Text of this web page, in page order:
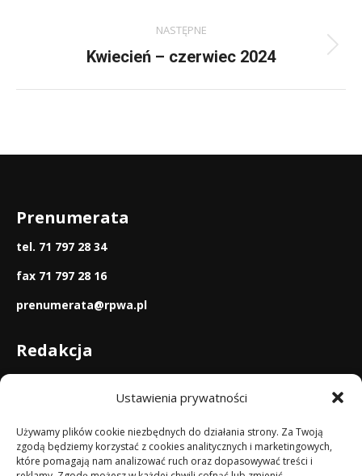
Ustawienia prywatności
Używamy plików cookie niezbędnych do działania strony. Za Twoją
zgodą będziemy korzystać z cookies analitycznych i marketingowych,
które pomagają nam analizować ruch oraz dopasowywać treści i
NASTĘPNE
Next
Kwiecień – czerwiec 2024
Prenumerata
tel. 71 797 28 34
fax 71 797 28 16
prenumerata@rpwa.pl
Redakcja
tel. 71 797 48 12
Reklama